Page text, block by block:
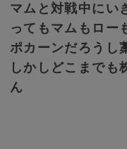
マムと対戦中にい
ってもマムもロー
ポカーンだろうし
しかしどこまでも
ん